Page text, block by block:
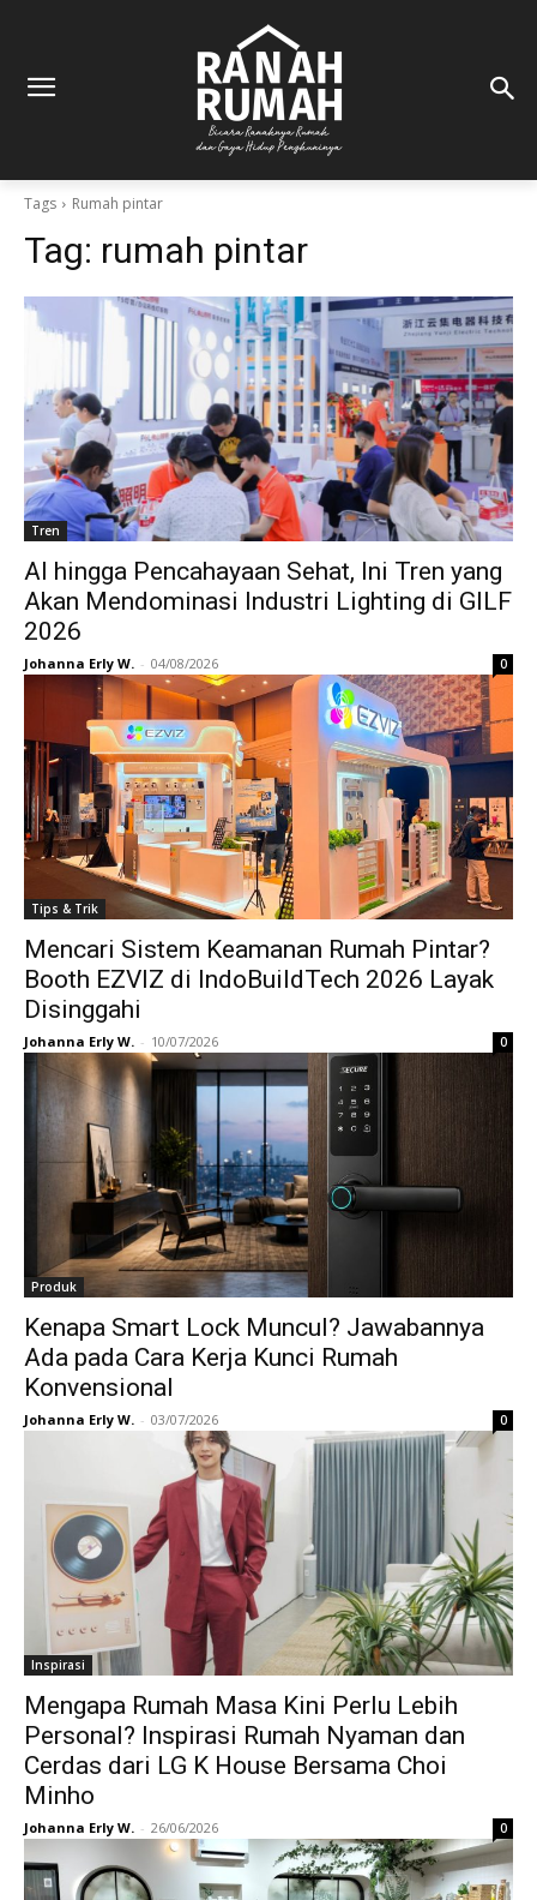
Tags Rumah pintar
Tag: rumah pintar
Tren
AI hingga Pencahayaan Sehat, Ini Tren yang
Akan Mendominasi Industri Lighting di GILF
2026
Johanna Erly W. - 04/08/2026 0
Tips & Trik
Mencari Sistem Keamanan Rumah Pintar?
Booth EZVIZ di IndoBuildTech 2026 Layak
Disinggahi
Johanna Erly W. - 10/07/2026 0
Produk
Kenapa Smart Lock Muncul? Jawabannya
Ada pada Cara Kerja Kunci Rumah
Konvensional
Johanna Erly W. - 03/07/2026 0
Inspirasi
Mengapa Rumah Masa Kini Perlu Lebih
Personal? Inspirasi Rumah Nyaman dan
Cerdas dari LG K House Bersama Choi
Minho
Johanna Erly W. - 26/06/2026 0